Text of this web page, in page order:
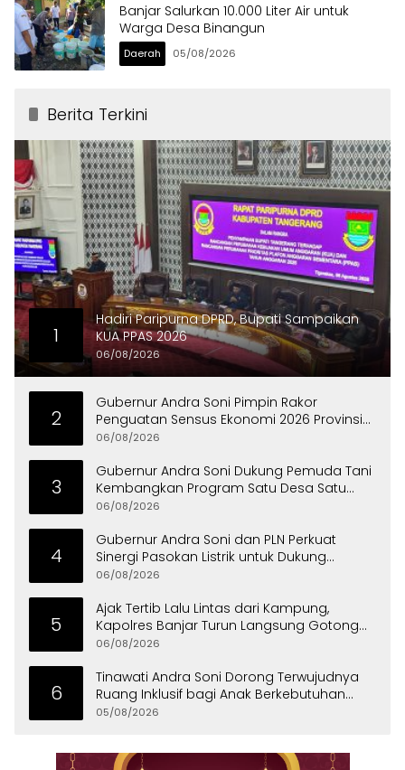
Banjar Salurkan 10.000 Liter Air untuk
Warga Desa Binangun
Daerah 05/08/2026
Berita Terkini
1
Hadiri Paripurna DPRD, Bupati Sampaikan
KUA PPAS 2026
06/08/2026
2
Gubernur Andra Soni Pimpin Rakor
Penguatan Sensus Ekonomi 2026 Provinsi
Banten
06/08/2026
3
Gubernur Andra Soni Dukung Pemuda Tani
Kembangkan Program Satu Desa Satu
Hektare Jagung
06/08/2026
4
Gubernur Andra Soni dan PLN Perkuat
Sinergi Pasokan Listrik untuk Dukung
Investasi
06/08/2026
5
Ajak Tertib Lalu Lintas dari Kampung,
Kapolres Banjar Turun Langsung Gotong
Royong Bersama Warga
06/08/2026
6
Tinawati Andra Soni Dorong Terwujudnya
Ruang Inklusif bagi Anak Berkebutuhan
Khusus
05/08/2026